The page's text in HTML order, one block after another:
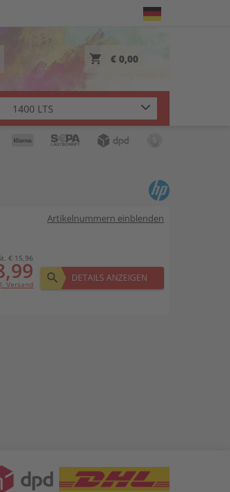
€ 0,00
Artikelnummern einblenden
€ 15,96
Versand
DETAILS ANZEIGEN